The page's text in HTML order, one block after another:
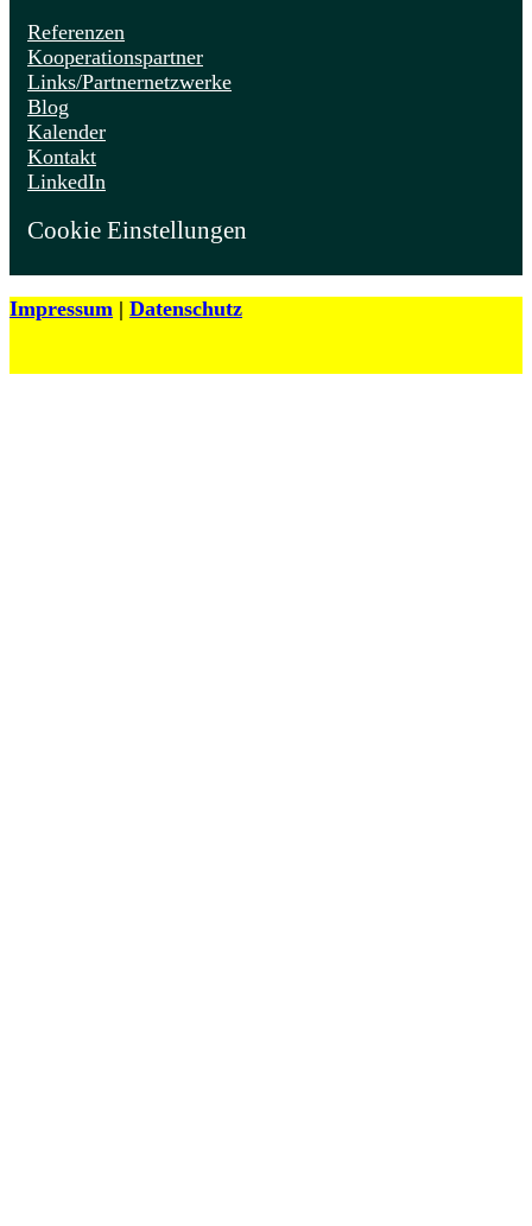
Referenzen
Kooperationspartner
Links/Partnernetzwerke
Blog
Kalender
Kontakt
LinkedIn
Cookie Einstellungen
Impressum | Datenschutz